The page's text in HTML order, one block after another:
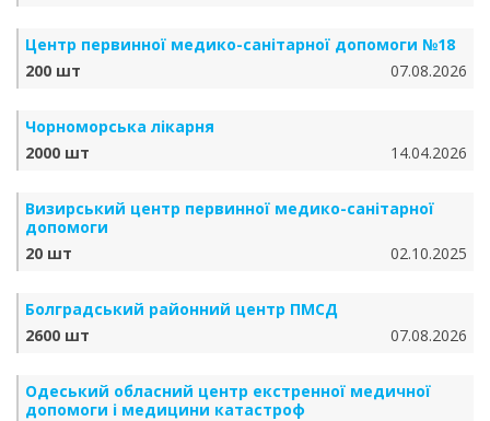
Центр первинної медико-санітарної допомоги №18
200 шт
07.08.2026
Чорноморська лікарня
2000 шт
14.04.2026
Визирський центр первинної медико-санітарної
допомоги
20 шт
02.10.2025
Болградський районний центр ПМСД
2600 шт
07.08.2026
Одеський обласний центр екстренної медичної
допомоги і медицини катастроф